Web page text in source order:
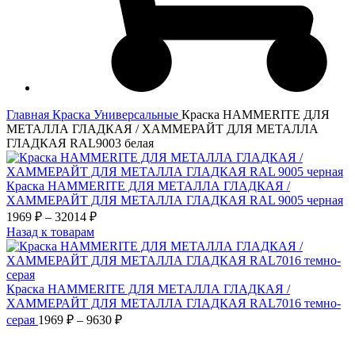
Главная Краска Универсальные Краска HAMMERITE ДЛЯ
МЕТАЛЛА ГЛАДКАЯ / ХАММЕРАЙТ ДЛЯ МЕТАЛЛА
ГЛАДКАЯ RAL9003 белая
Краска HAMMERITE ДЛЯ МЕТАЛЛА ГЛАДКАЯ /
ХАММЕРАЙТ ДЛЯ МЕТАЛЛА ГЛАДКАЯ RAL 9005 черная
1969 ₽ – 32014 ₽Диапазон
1969 ₽
–
Назад к товарам
Краска HAMMERITE ДЛЯ МЕТАЛЛА ГЛАДКАЯ /
ХАММЕРАЙТ ДЛЯ МЕТАЛЛА ГЛАДКАЯ RAL7016 темно-
серая 1969 ₽ – 9630 ₽Диапазон